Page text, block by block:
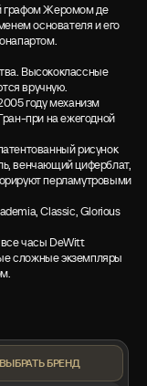
графом Жеромом де
основателя и его
Высококлассные
вручную.
году механизм
при на ежегодной
рисунок
венчающий циферблат,
перламутровыми
Classic, Glorious
часы DeWitt
сложные экземпляры
ВЫБРАТЬ БРЕНД